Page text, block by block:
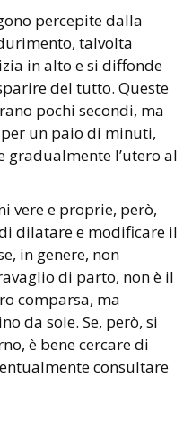
percepite dalla
talvolta
in alto e si diffonde
del tutto. Queste
pochi secondi, ma
un paio di minuti,
gradualmente l’utero al
vere e proprie, però,
dilatare e modificare il
in genere, non
di parto, non è il
comparsa, ma
da sole. Se, però, si
è bene cercare di
consultare